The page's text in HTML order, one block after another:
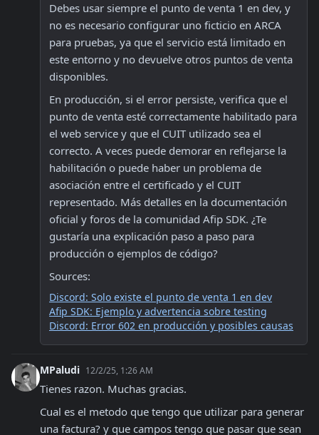
Debes usar siempre el punto de venta 1 en dev, y
no es necesario configurar uno ficticio en ARCA
para pruebas, ya que el servicio está limitado en
este entorno y no devuelve otros puntos de venta
disponibles.
En producción, si el error persiste, verifica que el
punto de venta esté correctamente habilitado para
el web service y que el CUIT utilizado sea el
correcto. A veces puede demorar en reflejarse la
habilitación o puede haber un problema de
asociación entre el certificado y el CUIT
representado. Más detalles en la documentación
oficial y foros de la comunidad Afip SDK. ¿Te
gustaría una explicación paso a paso para
producción o ejemplos de código?
Sources:
Discord: Solo existe el punto de venta 1 en dev
Afip SDK: Ejemplo y advertencia sobre testing
Discord: Error 602 en producción y posibles causas
MPaludi 12/2/25, 1:26 AM
Tienes razon. Muchas gracias.
Cual es el metodo que tengo que utilizar para generar
una factura? y que campos tengo que pasar que sean